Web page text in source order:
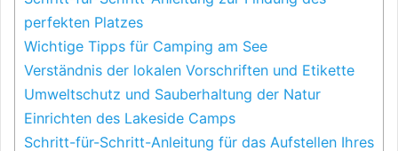
perfekten Platzes
Wichtige Tipps für Camping am See
Verständnis der lokalen Vorschriften und Etikette
Umweltschutz und Sauberhaltung der Natur
Einrichten des Lakeside Camps
Schritt-für-Schritt-Anleitung für das Aufstellen Ihres